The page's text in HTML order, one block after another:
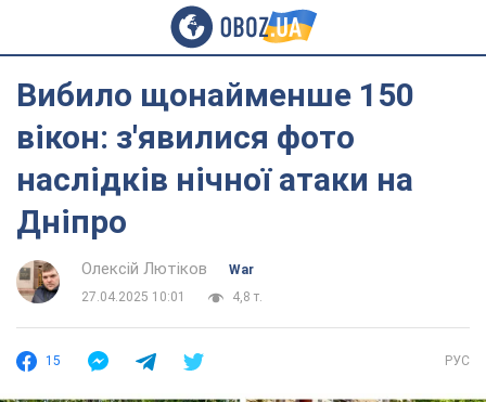
Вибило щонайменше 150
вікон: з'явилися фото
наслідків нічної атаки на
Дніпро
Олексій Лютіков
War
27.04.2025 10:01
4,8 т.
15 РУС